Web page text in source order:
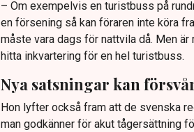
– Om exempelvis en turistbuss på
en försening så kan föraren inte köra
måste vara dags för nattvila då. Men
hitta inkvartering för en hel turistbuss.
Nya satsningar kan
Hon lyfter också fram att de svenska
man godkänner för akut tågersättning